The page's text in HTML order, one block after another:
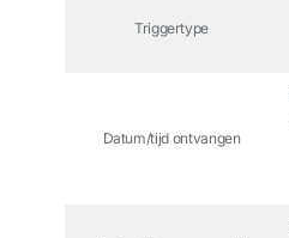
Triggertype
Datum/tijd ontvangen